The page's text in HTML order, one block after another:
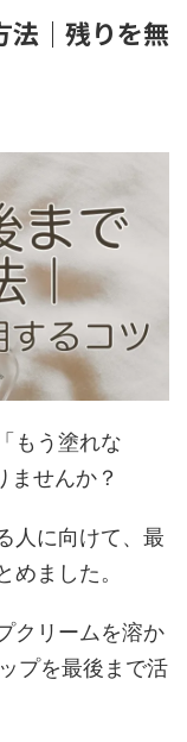
法｜残りを無
もう塗れな
せんか？
人に向けて、最
ました。
クリームを溶か
プを最後まで活